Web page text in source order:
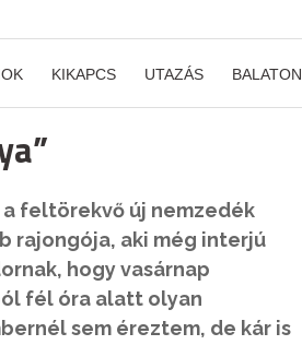
KIKAPCS UTAZÁS BALATON
a feltörekvő új nemzedék
rajongója, aki még interjú
hogy vasárnap
fél óra alatt olyan
sem éreztem, de kár is